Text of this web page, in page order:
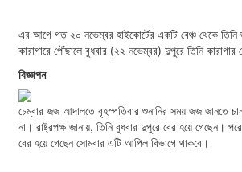
এর আগে গত ২০ নভেম্বর হাইকোর্টের একটি বেঞ্চ থেকে তিনি
কারাগারে পৌঁছালে বুধবার (২২ নভেম্বর) দুপুরে তিনি
বিজ্ঞাপন
চেম্বার জজ আদালতে বৃহস্পতিবার শুনানির সময় জজ জানতে
না। রাষ্ট্রপক্ষ জানায়, তিনি বুধবার দুপুরে বের হয়ে গেছেন।
বের হয়ে গেছেন সোমবার এটি আপিল বিভাগে থাকবে।